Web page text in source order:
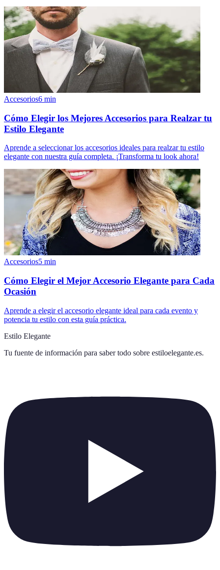
Accesorios6 min
Cómo Elegir los Mejores Accesorios para Realzar tu
Estilo Elegante
Aprende a seleccionar los accesorios ideales para realzar tu estilo
elegante con nuestra guía completa. ¡Transforma tu look ahora!
Accesorios5 min
Cómo Elegir el Mejor Accesorio Elegante para Cada
Ocasión
Aprende a elegir el accesorio elegante ideal para cada evento y
potencia tu estilo con esta guía práctica.
Estilo Elegante
Tu fuente de información para saber todo sobre estiloelegante.es.